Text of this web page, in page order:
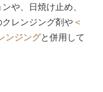
や、日焼け止め、
レンジング剤や ＜
ンジングと併用して